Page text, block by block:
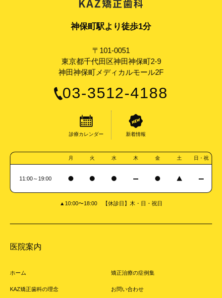
神保町駅より徒歩1分
〒101-0051
東京都千代田区神田神保町2-9
神田神保町メディカルモール2F
03-3512-4188
診療カレンダー 新着情報
月 火 水 木 金 土 日・祝
11:00～19:00
▲10:00〜18:00 【休診日】木・日・祝日
医院案内
ホーム
KAZ矯正歯科の理念
矯正治療の症例集
お問い合わせ